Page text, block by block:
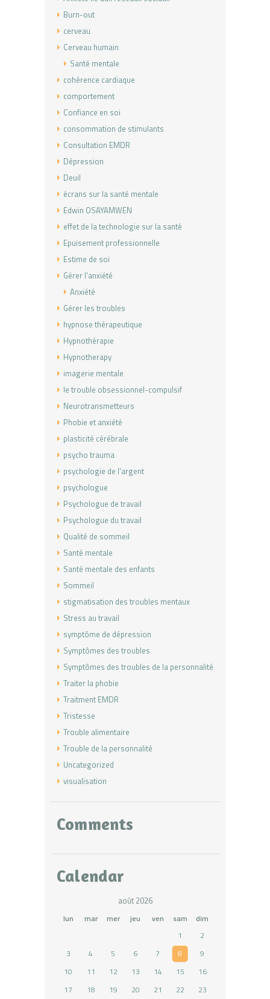
Burn-out
cerveau
Cerveau humain
Santé mentale
cohérence cardiaque
comportement
Confiance en soi
consommation de stimulants
Consultation EMDR
Dépression
Deuil
écrans sur la santé mentale
Edwin OSAYAMWEN
effet de la technologie sur la santé
Epuisement professionnelle
Estime de soi
Gérer l'anxiété
Anxiété
Gérer les troubles
hypnose thérapeutique
Hypnothérapie
Hypnotherapy
imagerie mentale
le trouble obsessionnel-compulsif
Neurotransmetteurs
Phobie et anxiété
plasticité cérébrale
psycho trauma
psychologie de l'argent
psychologue
Psychologue de travail
Psychologue du travail
Qualité de sommeil
Santé mentale
Santé mentale des enfants
Sommeil
stigmatisation des troubles mentaux
Stress au travail
symptôme de dépression
Symptômes des troubles
Symptômes des troubles de la personnalité
Traiter la phobie
Traitment EMDR
Tristesse
Trouble alimentaire
Trouble de la personnalité
Uncategorized
visualisation
Comments
Calendar
août 2026
lun mar mer jeu ven sam
dim
1
2
3
4 5 6 7 8
9
10
11 12 13 14 15
16
17
18 19 20 21 22
23